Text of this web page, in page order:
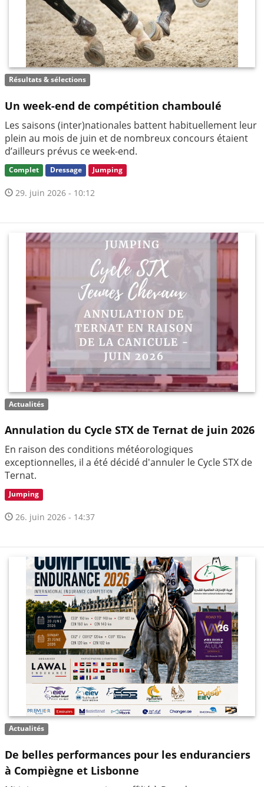
Résultats & sélections
Un week-end de compétition chamboulé
Les saisons (inter)nationales battent habituellement leur
plein au mois de juin et de nombreux concours étaient
d’ailleurs prévus ce week-end.
Complet Dressage Jumping
29. juin 2026 - 10:12
Actualités
Annulation du Cycle STX de Ternat de juin 2026
En raison des conditions météorologiques
exceptionnelles, il a été décidé d'annuler le Cycle STX de
Ternat.
Jumping
26. juin 2026 - 14:37
Actualités
De belles performances pour les enduranciers
à Compiègne et Lisbonne